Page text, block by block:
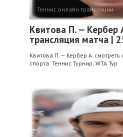
Теннис онлайн трансляции
Квитова П. — Кербер
трансляция матча |
Квитова П. — Кербер А.
спорта: Теннис Турнир: WTA Тур